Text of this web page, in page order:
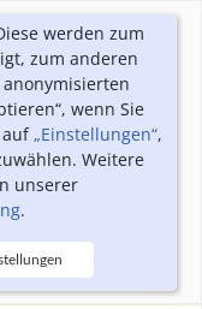
werden zum
zum anderen
wenn Sie
auf„Einstellungen“,
Weitere
unserer
.